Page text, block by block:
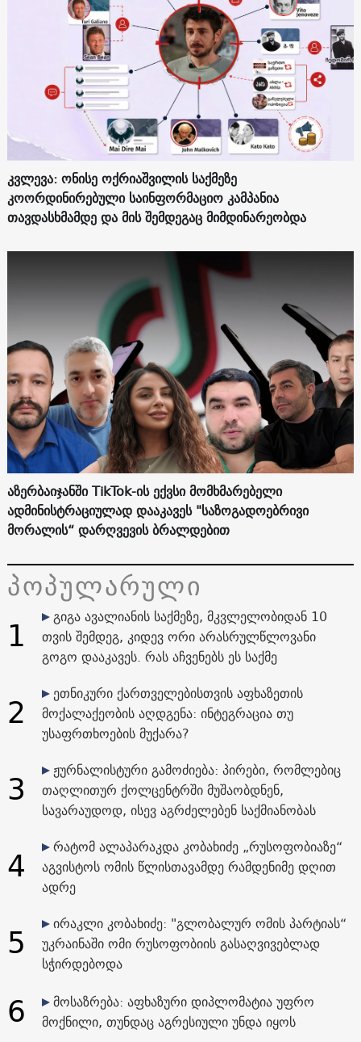
კვლევა: ონისე ოქრიაშვილის საქმეზე
კოორდინირებული საინფორმაციო კამპანია
თავდასხმამდე და მის შემდეგაც მიმდინარეობდა
აზერბაიჯანში TikTok-ის ექვსი მომხმარებელი
ადმინისტრაციულად დააკავეს "საზოგადოებრივი
მორალის“ დარღვევის ბრალდებით
პოპულარული
1
გიგა ავალიანის საქმეზე, მკვლელობიდან 10
თვის შემდეგ, კიდევ ორი არასრულწლოვანი
გოგო დააკავეს. რას აჩვენებს ეს საქმე
2
ეთნიკური ქართველებისთვის აფხაზეთის
მოქალაქეობის აღდგენა: ინტეგრაცია თუ
უსაფრთხოების მუქარა?
3
ჟურნალისტური გამოძიება: პირები, რომლებიც
თაღლითურ ქოლცენტრში მუშაობდნენ,
სავარაუდოდ, ისევ აგრძელებენ საქმიანობას
4
რატომ ალაპარაკდა კობახიძე „რუსოფობიაზე“
აგვისტოს ომის წლისთავამდე რამდენიმე დღით
ადრე
5
ირაკლი კობახიძე: "გლობალურ ომის პარტიას“
უკრაინაში ომი რუსოფობიის გასაღვივებლად
სჭირდებოდა
6
მოსაზრება: აფხაზური დიპლომატია უფრო
მოქნილი, თუნდაც აგრესიული უნდა იყოს